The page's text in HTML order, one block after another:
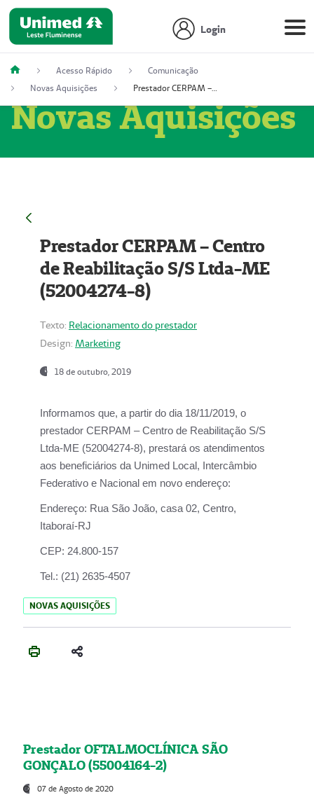
Login
Acesso Rápido
Comunicação
Novas Aquisições
Prestador CERPAM – Centro de Reabilitação S/S Ltda-ME (52004274-8)
Novas Aquisições
Prestador CERPAM – Centro
de Reabilitação S/S Ltda-ME
(52004274-8)
Texto: Relacionamento do prestador
Design: Marketing
18 de outubro, 2019
Informamos que, a partir do dia 18/11/2019, o
prestador CERPAM – Centro de Reabilitação S/S
Ltda-ME (52004274-8), prestará os atendimentos
aos beneficiários da Unimed Local, Intercâmbio
Federativo e Nacional em novo endereço:
Endereço: Rua São João, casa 02, Centro,
Itaboraí-RJ
CEP: 24.800-157
Tel.: (21) 2635-4507
NOVAS AQUISIÇÕES
Prestador OFTALMOCLÍNICA SÃO
GONÇALO (55004164-2)
07 de Agosto de 2020